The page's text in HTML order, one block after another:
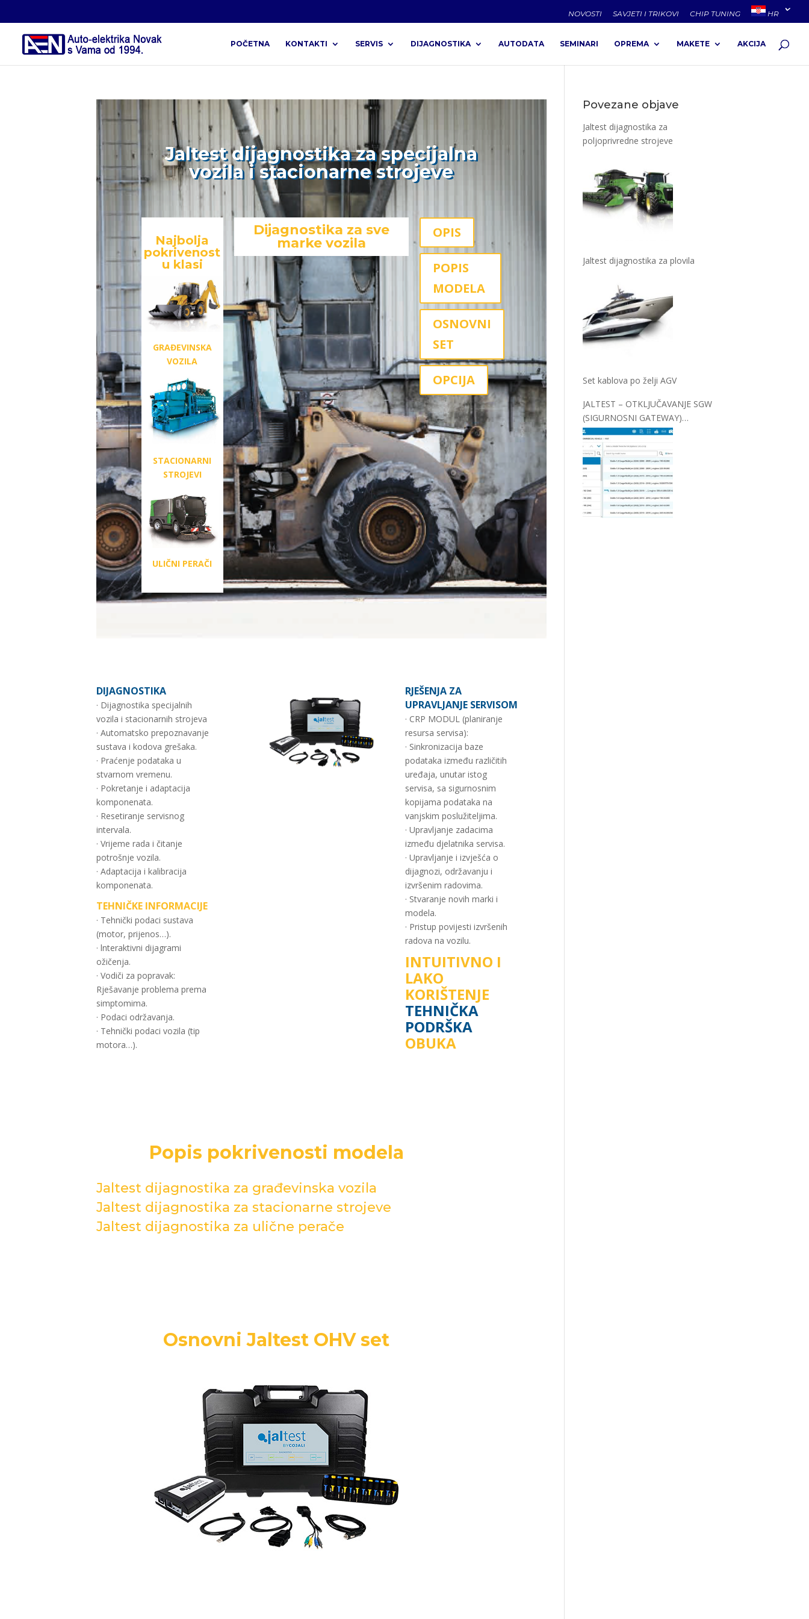
NOVOSTI SAVJETI I TRIKOVI CHIP TUNING HR
POČETNA KONTAKTI SERVIS DIJAGNOSTIKA AUTODATA SEMINARI OPREMA MAKETE AKCIJA
Jaltest dijagnostika za specijalna
vozila i stacionarne strojeve
Najbolja
pokrivenost
u klasi
GRAĐEVINSKA
VOZILA
STACIONARNI
STROJEVI
ULIČNI PERAČI
Dijagnostika za sve
marke vozila
OPIS
POPIS
MODELA
OSNOVNI
SET
OPCIJA
DIJAGNOSTIKA
· Dijagnostika specijalnih
vozila i stacionarnih strojeva
· Automatsko prepoznavanje
sustava i kodova grešaka.
· Praćenje podataka u
stvarnom vremenu.
· Pokretanje i adaptacija
komponenata.
· Resetiranje servisnog
intervala.
· Vrijeme rada i čitanje
potrošnje vozila.
· Adaptacija i kalibracija
komponenata.
TEHNIČKE INFORMACIJE
· Tehnički podaci sustava
(motor, prijenos…).
· lnteraktivni dijagrami
ožičenja.
· Vodiči za popravak:
Rješavanje problema prema
simptomima.
· Podaci održavanja.
· Tehnički podaci vozila (tip
motora…).
RJEŠENJA ZA
UPRAVLJANJE SERVISOM
· CRP MODUL (planiranje
resursa servisa):
· Sinkronizacija baze
podataka između različitih
uređaja, unutar istog
servisa, sa sigurnosnim
kopijama podataka na
vanjskim poslužiteljima.
· Upravljanje zadacima
između djelatnika servisa.
· Upravljanje i izvješća o
dijagnozi, održavanju i
izvršenim radovima.
· Stvaranje novih marki i
modela.
· Pristup povijesti izvršenih
radova na vozilu.
INTUITIVNO I
LAKO
KORIŠTENJE
TEHNIČKA
PODRŠKA
OBUKA
Popis pokrivenosti modela
Jaltest dijagnostika za građevinska vozila
Jaltest dijagnostika za stacionarne strojeve
Jaltest dijagnostika za ulične perače
Osnovni Jaltest OHV set
Povezane objave
Jaltest dijagnostika za
poljoprivredne strojeve
Jaltest dijagnostika za plovila
Set kablova po želji AGV
JALTEST – OTKLJUČAVANJE SGW
(SIGURNOSNI GATEWAY)
MODULA KOD FCA VOZILA